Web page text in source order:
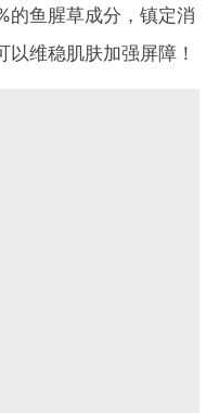
的鱼腥草成分，镇定消
维稳肌肤加强屏障！